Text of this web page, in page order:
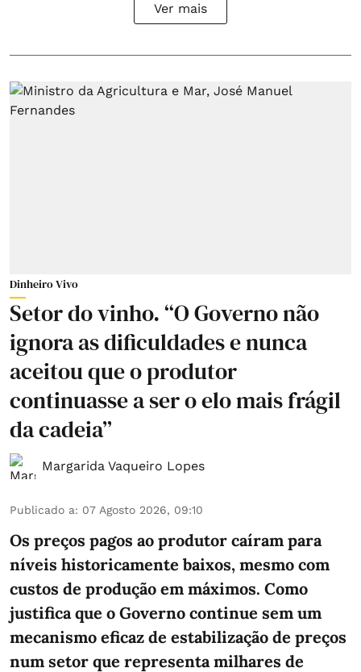
Ver mais
Dinheiro Vivo
Setor do vinho. “O Governo não
ignora as dificuldades e nunca
aceitou que o produtor
continuasse a ser o elo mais frágil
da cadeia”
Margarida Vaqueiro Lopes
Publicado a: 07 Agosto 2026, 09:10
Os preços pagos ao produtor caíram para
níveis historicamente baixos, mesmo com
custos de produção em máximos. Como
justifica que o Governo continue sem um
mecanismo eficaz de estabilização de preços
num setor que representa milhares de